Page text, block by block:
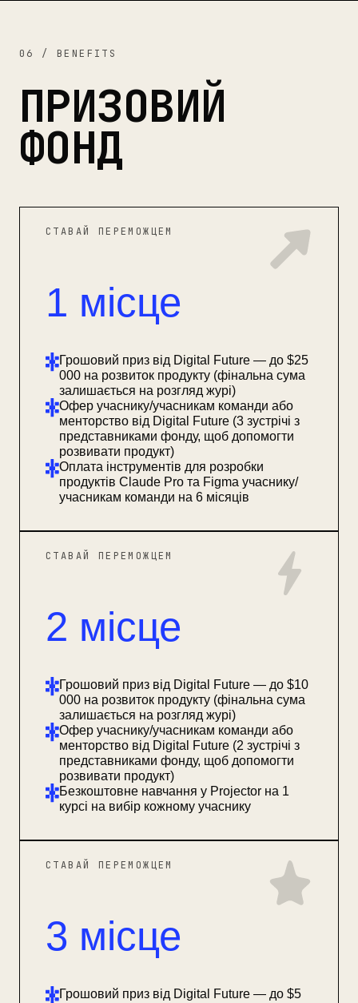
06 / BENEFITS
ПРИЗОВИЙ
ФОНД
СТАВАЙ ПЕРЕМОЖЦЕМ
1 місце
Грошовий приз від Digital Future — до $25
000 на розвиток продукту (фінальна сума
залишається на розгляд журі)
Офер учаснику/учасникам команди або
менторство від Digital Future (3 зустрічі з
представниками фонду, щоб допомогти
розвивати продукт)
Оплата інструментів для розробки
продуктів Claude Pro та Figma учаснику/
учасникам команди на 6 місяців
СТАВАЙ ПЕРЕМОЖЦЕМ
2 місце
Грошовий приз від Digital Future — до $10
000 на розвиток продукту (фінальна сума
залишається на розгляд журі)
Офер учаснику/учасникам команди або
менторство від Digital Future (2 зустрічі з
представниками фонду, щоб допомогти
розвивати продукт)
Безкоштовне навчання у Projector на 1
курсі на вибір кожному учаснику
СТАВАЙ ПЕРЕМОЖЦЕМ
3 місце
Грошовий приз від Digital Future — до $5